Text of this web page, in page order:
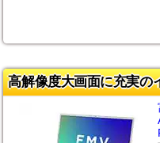
高解像度大画面に充実の